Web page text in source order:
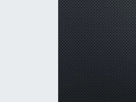
EĞİTİM
TARIM VE HAYVANCILIK
KÜLTÜR SANAT
RESMİ İLAN